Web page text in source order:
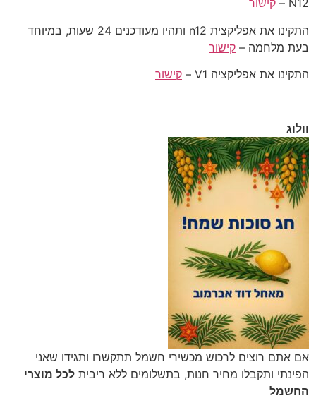
N12 –
קישור
התקינו את אפליקצית n12 ותהיו מעודכנים 24 שעות, במיוחד
בעת מלחמה – קישור
התקינו את אפליקציה V1 –
קישור
וולוג
‎אם אתם רוצים לרכוש מכשירי חשמל תתקשרו ותגידו שאני
הפינתי ותקבלו מחיר חנות, בתשלומים ללא ריבית לכל מוצרי
החשמל